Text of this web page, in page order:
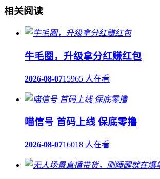
相关阅读
牛毛圈，升级拿分红赚红包
2026-08-0715965 人在看
喵信号 首码上线 保底零撸
2026-08-0716018 人在看